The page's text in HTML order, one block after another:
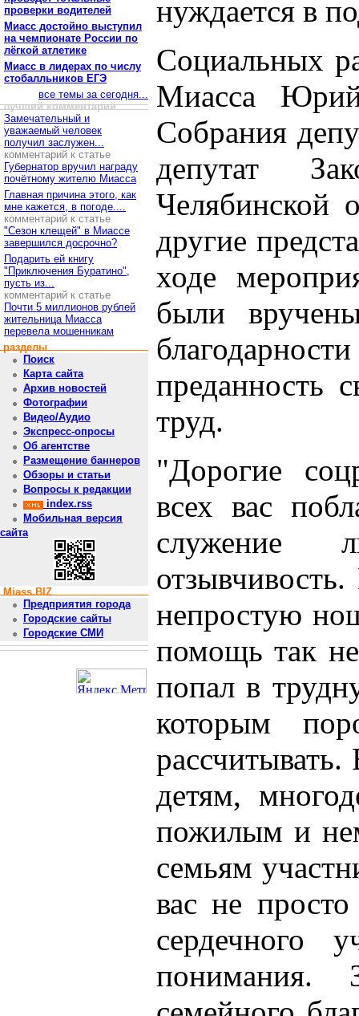
проверки водителей
Миасс достойно выступил
на чемпионате России по
лёгкой атлетике
Миасс в лидерах по числу
стобалльников ЕГЭ
все темы за сегодня...
лучший комментарий
Замечательный и
уважаемый человек
получил заслужен...
комментарий к статье
Губернатор вручил награду
почётному жителю Миасса
Главная причина этого, как
мне кажется, в погоде....
комментарий к статье
"Сезон клещей" в Миассе
завершился досрочно?
Подарить ей книгу
"Приключения Буратино",
пусть из...
комментарий к статье
Почти 5 миллионов рублей
жительница Миасса
перевела мошенникам
разделы
Поиск
Карта сайта
Архив новостей
Фотографии
Видео/Аудио
Экспресс-опросы
Об агентстве
Размещение баннеров
Обзоры и статьи
Вопросы к редакции
index.rss
Мобильная версия
сайта
Miass.BIZ
Предприятия города
Городские сайты
Городские СМИ
нуждается в
Социальных
Миасса Юрий
Собрания
депутат
Челябинской
другие
ходе
были
преданность
труд.
"Дорогие
всех вас
служение
непростую
помощь так
попал в
которым
детям,
пожилым и
семьям
вас не
сердечного
понимания.